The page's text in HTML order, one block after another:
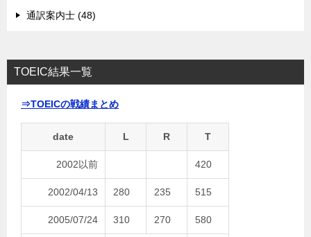
通訳案内士 (48)
TOEIC結果一覧
⇒TOEICの戦績まとめ
date L R T
2002以前 420
2002/04/13 280 235 515
2005/07/24 310 270 580